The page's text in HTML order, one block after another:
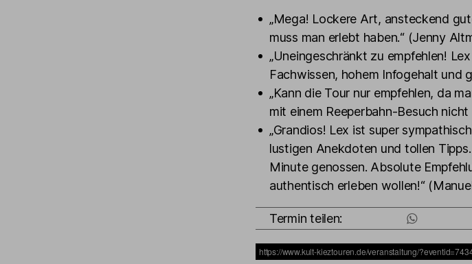
„Mega! Lockere Art, ansteckend
muss man erlebt haben.“ (Jenny
„Uneingeschränkt zu empfehlen!
Fachwissen, hohem Infogehalt und
„Kann die Tour nur empfehlen, da
mit einem Reeperbahn-Besuch
„Grandios! Lex ist super
lustigen Anekdoten und tollen
Minute genossen. Absolute
authentisch erleben wollen!“
Termin teilen: